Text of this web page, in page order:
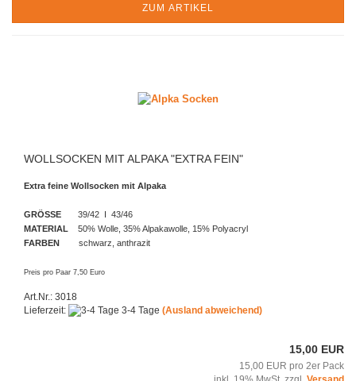
ZUM ARTIKEL
WOLLSOCKEN MIT ALPAKA "EXTRA FEIN"
Extra feine Wollsocken mit Alpaka
GRÖSSE 39/42 I 43/46
MATERIAL 50% Wolle, 35% Alpakawolle, 15% Polyacryl
FARBEN schwarz, anthrazit
Preis pro Paar 7,50 Euro
Art.Nr.: 3018
Lieferzeit:
3-4 Tage (Ausland abweichend)
15,00 EUR
15,00 EUR pro 2er Pack